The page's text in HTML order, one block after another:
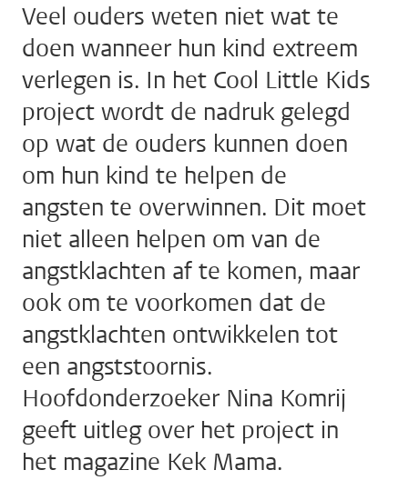
Veel ouders weten niet wat te
doen wanneer hun kind extreem
verlegen is. In het Cool Little Kids
project wordt de nadruk gelegd
op wat de ouders kunnen doen
om hun kind te helpen de
angsten te overwinnen. Dit moet
niet alleen helpen om van de
angstklachten af te komen, maar
ook om te voorkomen dat de
angstklachten ontwikkelen tot
een angststoornis.
Hoofdonderzoeker Nina Komrij
geeft uitleg over het project in
het magazine Kek Mama.